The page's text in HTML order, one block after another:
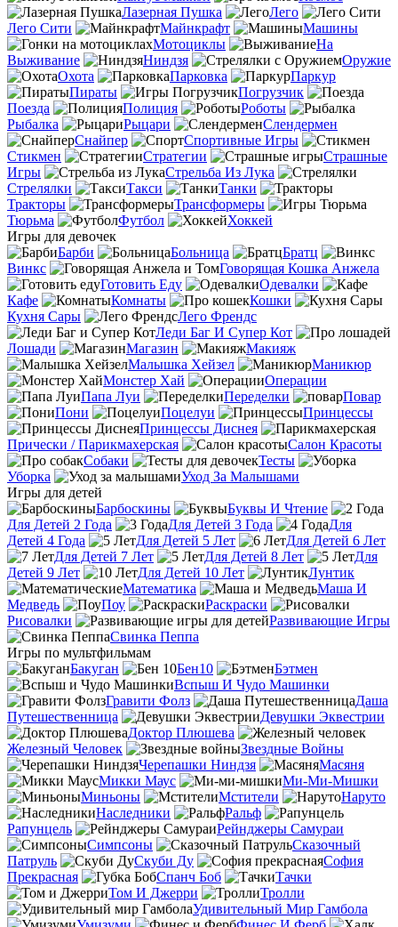
Лазерная Пушка
Лего
Лего Сити
Майнкрафт
Машины
Мотоциклы
На
Выживание
Ниндзя
Оружие
Охота
Парковка
Паркур
Пираты
Погрузчик
Поезда
Полиция
Роботы
Рыбалка
Рыцари
Слендермен
Снайпер
Спортивные Игры
Стикмен
Стратегии
Страшные
Игры
Стрельба Из Лука
Стрелялки
Такси
Танки
Тракторы
Трансформеры
Тюрьма
Футбол
Хоккей
Игры для девочек
Барби
Больница
Братц
Винкс
Говорящая Кошка Анжела
Готовить Еду
Одевалки
Кафе
Комнаты
Кошки
Кухня Сары
Лего Френдс
Леди Баг И Супер Кот
Лошади
Магазин
Макияж
Малышка Хейзел
Маникюр
Монстер Хай
Операции
Папа Луи
Переделки
Повар
Пони
Поцелуи
Принцессы
Принцессы Диснея
Прически / Парикмахерская
Салон Красоты
Собаки
Тесты
Уборка
Уход За Малышами
Игры для детей
Барбоскины
Буквы И Чтение
Для Детей 2 Года
Для Детей 3 Года
Для
Детей 4 Года
Для Детей 5 Лет
Для Детей 6 Лет
Для Детей 7 Лет
Для Детей 8 Лет
Для
Детей 9 Лет
Для Детей 10 Лет
Лунтик
Математика
Маша И
Медведь
Поу
Раскраски
Рисовалки
Развивающие Игры
Свинка Пеппа
Игры по мультфильмам
Бакуган
Бен10
Бэтмен
Вспыш И Чудо Машинки
Гравити Фолз
Даша
Путешественница
Девушки Эквестрии
Доктор Плюшева
Железный Человек
Звездные Войны
Черепашки Ниндзя
Масяня
Микки Маус
Ми-Ми-Мишки
Миньоны
Мстители
Наруто
Наследники
Ральф
Рапунцель
Рейнджеры Самураи
Симпсоны
Сказочный
Патруль
Скуби Ду
София
Прекрасная
Спанч Боб
Тачки
Том И Джерри
Тролли
Удивительный Мир Гамбола